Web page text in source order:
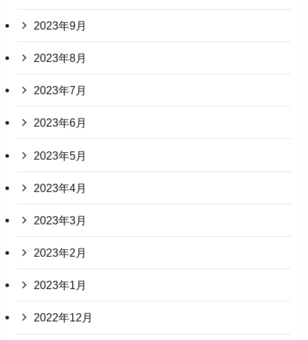
2023年9月
2023年8月
2023年7月
2023年6月
2023年5月
2023年4月
2023年3月
2023年2月
2023年1月
2022年12月